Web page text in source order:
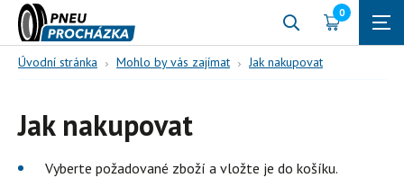
0
Úvodní stránka Mohlo by vás zajímat Jak nakupovat
Jak nakupovat
Vyberte požadované zboží a vložte je do košíku.